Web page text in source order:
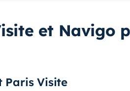
et Navigo
Paris Visite